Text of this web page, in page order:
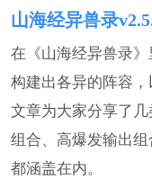
山海经异兽录
在《山海经异兽录
构建出各异的阵容
文章为大家分享了
组合、高爆发输出
都涵盖在内。